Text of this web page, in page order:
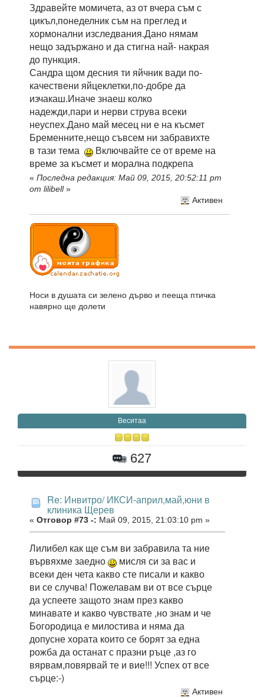
Здравейте момичета, аз от вчера съм с
цикъл,понеделник съм на преглед и
хормонални изследвания.Дано нямам
нещо задържано и да стигна най- накрая
до пункция.
Сандра щом десния ти яйчник вади по-
качествени яйцеклетки,по-добре да
изчакаш.Иначе знаеш колко
надежди,пари и нерви струва всеки
неуспех.Дано май месец ни е на късмет
Бременните,нещо съвсем ни забравихте
в тази тема
Включвайте се от време на
време за късмет и морална подкрепа
« Последна редакция: Май 09, 2015, 20:52:11 pm
от lilibell»
Активен
Носи в душата си зелено дърво и пееща птичка
навярно ще долети
Веситаа
627
Re: Инвитро/ ИКСИ-април,май,юни в
клиника Щерев
« Отговор #73 -: Май 09, 2015, 21:03:10 pm »
Лилибел как ще съм ви забравила та ние
вървяхме заедно
мисля си за вас и
всеки ден чета какво сте писали и какво
ви се случва! Пожелавам ви от все сърце
да успеете защото знам през какво
минавате и какво чувствате ,но знам и че
Богородица е милостива и няма да
допусне хората които се борят за една
рожба да останат с празни ръце ,аз го
вярвам,повярвай те и вие!!! Успех от все
сърце:-)
Активен